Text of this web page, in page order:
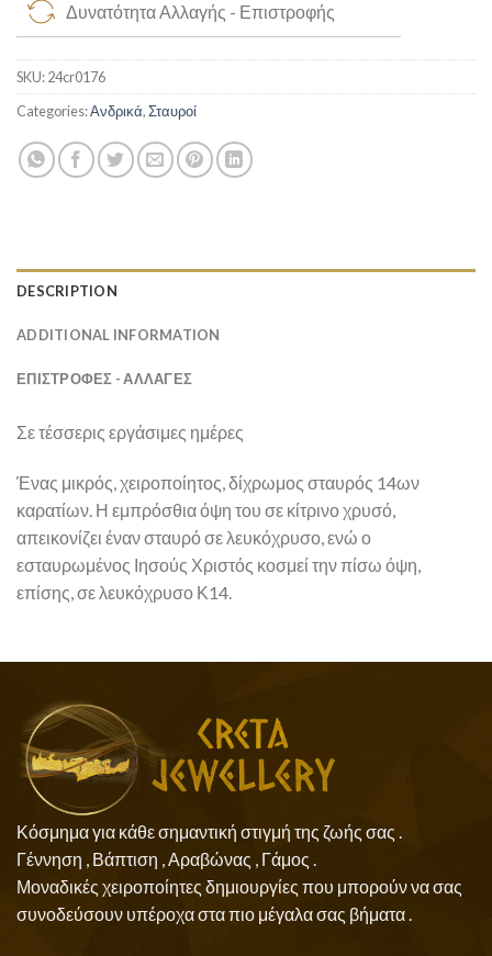
Δυνατότητα Αλλαγής - Επιστροφής
SKU:24cr0176
Categories:Ανδρικά,Σταυροί
DESCRIPTION
ADDITIONAL INFORMATION
ΕΠΙΣΤΡΟΦΕΣ - ΑΛΛΑΓΕΣ
Σε τέσσερις εργάσιμες ημέρες
Ένας μικρός, χειροποίητος, δίχρωμος σταυρός 14ων
καρατίων. Η εμπρόσθια όψη του σε κίτρινο χρυσό,
απεικονίζει έναν σταυρό σε λευκόχρυσο, ενώ ο
εσταυρωμένος Ιησούς Χριστός κοσμεί την πίσω όψη,
επίσης, σε λευκόχρυσο Κ14.
Κόσμημα για κάθε σημαντική στιγμή της ζωής σας .
Γέννηση , Βάπτιση , Αραβώνας , Γάμος .
Μοναδικές χειροποίητες δημιουργίες που μπορούν να σας
συνοδεύσουν υπέροχα στα πιο μέγαλα σας βήματα .